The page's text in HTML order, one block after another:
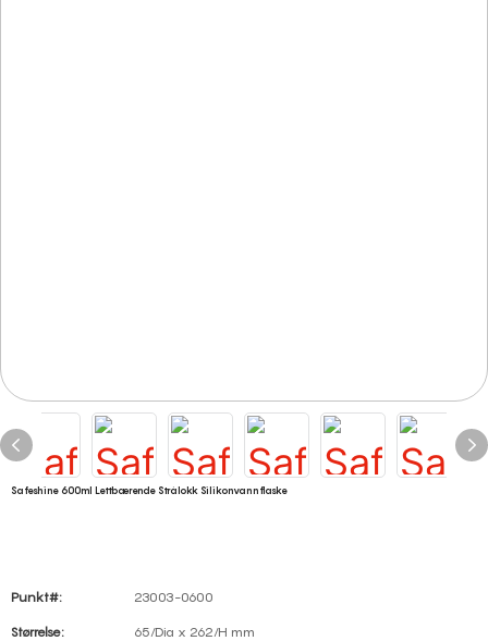
Safeshine 600ml Lettbærende Strålokk Silikonvannflaske
Punkt#: 23003-0600
Størrelse: 65/Dia x 262/H mm